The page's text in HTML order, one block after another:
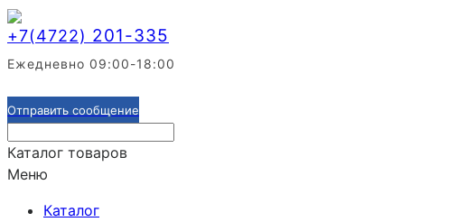
+7(4722) 201-335
Ежедневно 09:00-18:00
Отправить сообщение
Каталог товаров
Меню
Каталог